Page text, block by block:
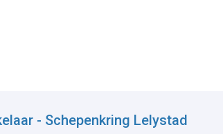
- Schepenkring Lelystad